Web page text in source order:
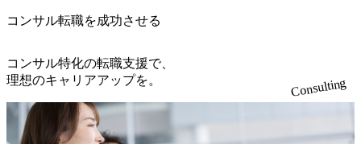
ルティング領域)から参画いただきます。 課題選定から顧客
だきます。 アジャイル開発を通じて顧客の要望や提案を柔
軟に取り入れながら改善サイクルを回すため、ご自身の提
案がサービスに直接反映されやすく、高い貢献度を実感で
きます。 ● 勤務地 東京都渋谷区渋谷3丁目6-7 渋谷金王タワ
ー 事業所内禁煙(入居する施設に喫煙専用室あり) ・就業規
職率も21.8%（2023年12月時点）とフレキシブルな働き方を
③12時開始 2026年8月10日(月) 16:00 各回50分程度を想定 オ
ンライン 書類選考通過者
ンサルティング会社となり、今後も成長性が大きくみられ
社時に10日間の間みっちりとコンサルの基礎を支援)を魅力
に感じ、他Big4ではなくアビームを選ぶ方も多数 アビーム
といえばSAPをはじめとしたシステム、とイメージされる
こともあるが実態としては経営戦略策定や新規事業立案な
どのトップラインを上げるための戦略案件も多く存在 特に
外オフィスへのトランスファー制度などが充実している。
東京オフィスに来るグローバルメンバーも多く、グローバ
れており、これまで多くのNPO・NGOなどの非営利団体に
無償でコンサルティングを提供している。 2026年8月29日
(土) の対面Kick-offイベントを皮切りに1か月程度のプログラ
ム ※初回プログラム : 8月29日(土)10:00～13:30 2026年8月12
日(水) 16:00 Bain & Company Tokyoでは、「Tokyo Be Bold Pr
コンサル転職を成功させる
コンサル特化の転職支援で、
理想のキャリアアップを。
Consulting